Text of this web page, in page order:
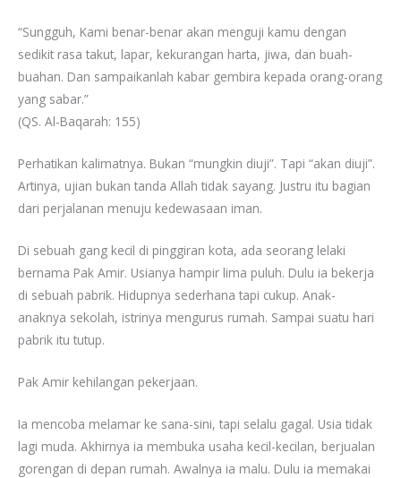
“Sungguh, Kami benar-benar akan menguji kamu dengan
sedikit rasa takut, lapar, kekurangan harta, jiwa, dan buah-
buahan. Dan sampaikanlah kabar gembira kepada orang-orang
yang sabar.”
(QS. Al-Baqarah: 155)
Perhatikan kalimatnya. Bukan “mungkin diuji”. Tapi “akan diuji”.
Artinya, ujian bukan tanda Allah tidak sayang. Justru itu bagian
dari perjalanan menuju kedewasaan iman.
Di sebuah gang kecil di pinggiran kota, ada seorang lelaki
bernama Pak Amir. Usianya hampir lima puluh. Dulu ia bekerja
di sebuah pabrik. Hidupnya sederhana tapi cukup. Anak-
anaknya sekolah, istrinya mengurus rumah. Sampai suatu hari
pabrik itu tutup.
Pak Amir kehilangan pekerjaan.
Ia mencoba melamar ke sana-sini, tapi selalu gagal. Usia tidak
lagi muda. Akhirnya ia membuka usaha kecil-kecilan, berjualan
gorengan di depan rumah. Awalnya ia malu. Dulu ia memakai